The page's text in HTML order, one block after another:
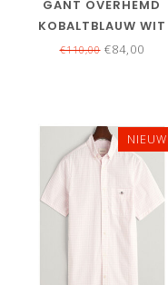
GANT OVERHEMD
KOBALTBLAUW WIT
STREEP KORTE MOUW
€110,00€84,00
NIEUW